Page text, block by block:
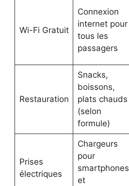
Wi-Fi Gratuit
Connexion
internet pour
tous les
passagers
Restauration
Snacks,
boissons,
plats chauds
(selon
formule)
Prises
électriques
Chargeurs
pour
smartphones
et